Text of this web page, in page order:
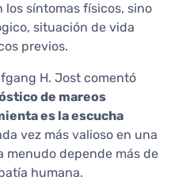
los síntomas físicos, sino
situación de vida
previos.
H. Jost comentó
de mareos
es la escucha
vez más valioso en una
menudo depende más de
humana.